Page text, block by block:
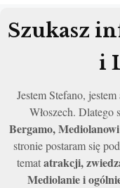
Szukasz
i
Jestem Stefano,
Włoszech. Dlatego
Bergamo,
stronie postaram się
tematatrakcji,
Mediolanie i